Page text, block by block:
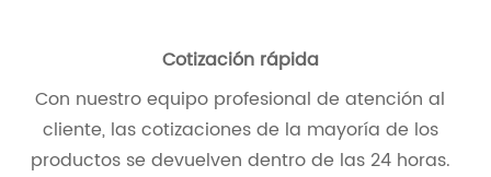
Cotización rápida
Con nuestro equipo profesional de atención al
cliente, las cotizaciones de la mayoría de los
productos se devuelven dentro de las 24 horas.